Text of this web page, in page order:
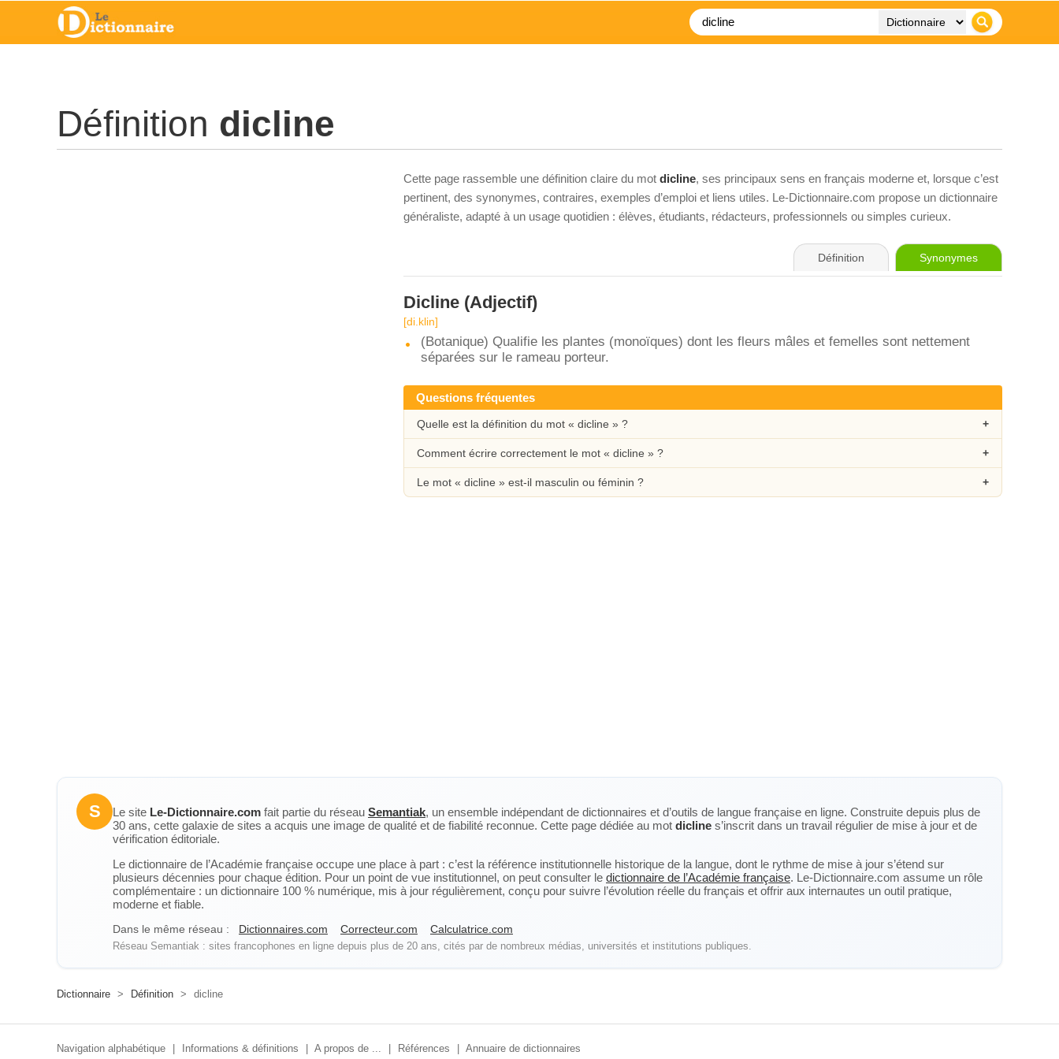
Définition dicline
Cette page rassemble une définition claire du mot dicline, ses principaux sens en français moderne et, lorsque c’est
pertinent, des synonymes, contraires, exemples d’emploi et liens utiles. Le-Dictionnaire.com propose un dictionnaire
généraliste, adapté à un usage quotidien : élèves, étudiants, rédacteurs, professionnels ou simples curieux.
Définition Synonymes
Dicline (Adjectif)
[di.klin]
(Botanique) Qualifie les plantes (monoïques) dont les fleurs mâles et femelles sont nettement
séparées sur le rameau porteur.
Questions fréquentes
Quelle est la définition du mot « dicline » ?
Comment écrire correctement le mot « dicline » ?
Le mot « dicline » est-il masculin ou féminin ?
S Le site Le-Dictionnaire.com fait partie du réseau Semantiak, un ensemble indépendant de dictionnaires et d’outils de langue française en ligne. Construite depuis plus de
30 ans, cette galaxie de sites a acquis une image de qualité et de fiabilité reconnue. Cette page dédiée au mot dicline s’inscrit dans un travail régulier de mise à jour et de
vérification éditoriale.
Le dictionnaire de l’Académie française occupe une place à part : c’est la référence institutionnelle historique de la langue, dont le rythme de mise à jour s’étend sur
plusieurs décennies pour chaque édition. Pour un point de vue institutionnel, on peut consulter le dictionnaire de l’Académie française. Le-Dictionnaire.com assume un rôle
complémentaire : un dictionnaire 100 % numérique, mis à jour régulièrement, conçu pour suivre l’évolution réelle du français et offrir aux internautes un outil pratique,
moderne et fiable.
Dans le même réseau : Dictionnaires.com Correcteur.com Calculatrice.com
Réseau Semantiak : sites francophones en ligne depuis plus de 20 ans, cités par de nombreux médias, universités et institutions publiques.
Dictionnaire > Définition > dicline
Navigation alphabétique Informations & définitions A propos de ... Références Annuaire de dictionnaires